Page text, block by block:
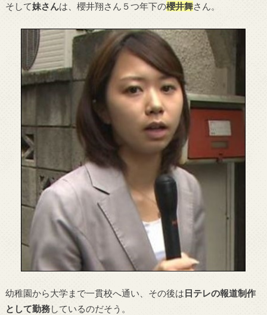
そして妹さんは、櫻井翔さん５つ年下の櫻井舞さん。
幼稚園から大学まで一貫校へ通い、その後は日テレの報道制作
として勤務しているのだそう。